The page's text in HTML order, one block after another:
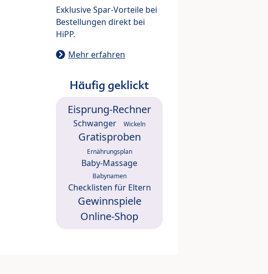
Exklusive Spar-Vorteile bei
Bestellungen direkt bei
HiPP.
Mehr erfahren
Häufig geklickt
Eisprung-Rechner
Schwanger Wickeln
Gratisproben
Ernährungsplan
Baby-Massage
Babynamen
Checklisten für Eltern
Gewinnspiele
Online-Shop